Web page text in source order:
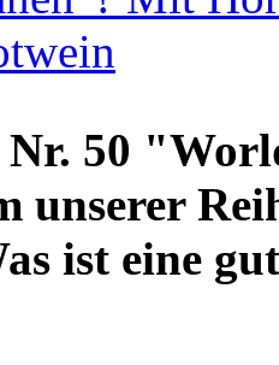
50
unserer
ist eine